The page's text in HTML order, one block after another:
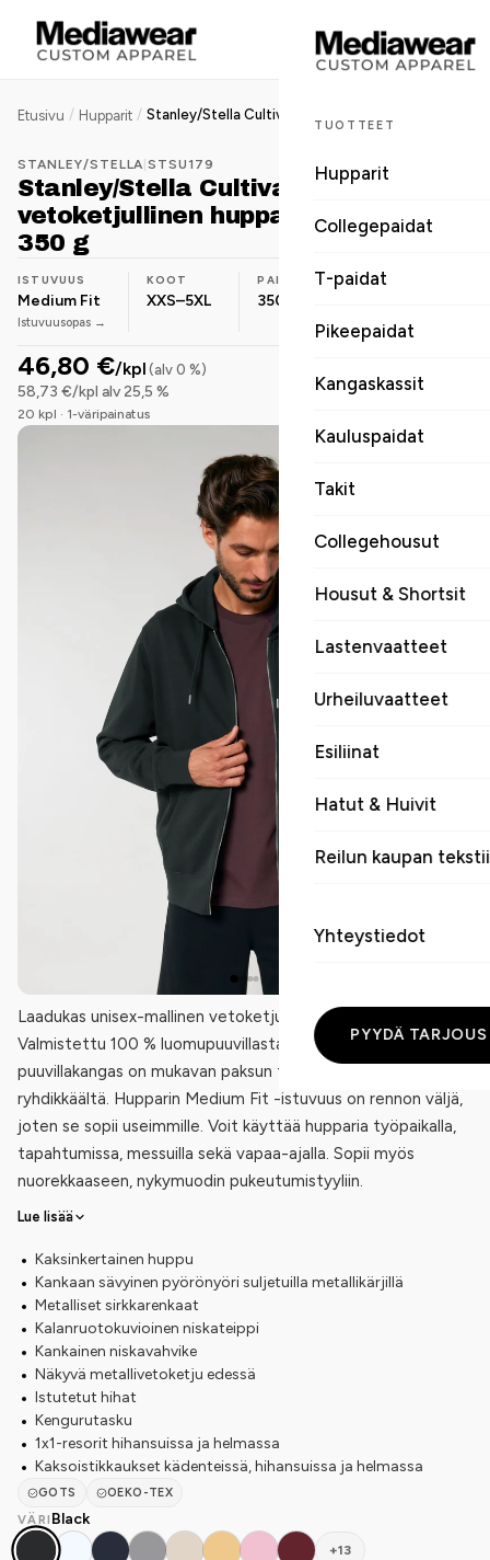
TUOTTEET
Hupparit
Collegepaidat
T-paidat
Pikeepaidat
Kangaskassit
Kauluspaidat
Takit
Collegehousut
Housut & Shortsit
Lastenvaatteet
Urheiluvaatteet
Esiliinat
Hatut & Huivit
Reilun kaupan
Yhteystiedot
PYYDÄ TARJOUS
Etusivu / Hupparit /
STANLEY/STELLA |STSU179
Stanley/Stella Cultivator 2.0 unisex
vetoketjullinen huppari, medium fit,
350 g
ISTUVUUS
Medium Fit
Istuvuusopas →
KOOT
XXS–5XL
PAINO
350 g/m²
MATERIAALI
46,80 €/kpl (alv 0 %)
58,73 €/kpl alv 25,5 %
20 kpl · 1-väripainatus
Laadukas unisex-mallinen vetoketjullinen huppari.
Valmistettu 100 % luomupuuvillasta. 350 g/m2
puuvillakangas on mukavan paksun tuntuista ja näyttää
ryhdikkäältä. Hupparin Medium Fit -istuvuus on rennon väljä,
joten se sopii useimmille. Voit käyttää hupparia työpaikalla,
tapahtumissa, messuilla sekä vapaa-ajalla. Sopii myös
nuorekkaaseen, nykymuodin pukeutumistyyliin.
Lue lisää
Kaksinkertainen huppu
Kankaan sävyinen pyörönyöri suljetuilla metallikärjillä
Metalliset sirkkarenkaat
Kalanruotokuvioinen niskateippi
Kankainen niskavahvike
Näkyvä metallivetoketju edessä
Istutetut hihat
Kengurutasku
1x1-resorit hihansuissa ja helmassa
Kaksoistikkaukset kädenteissä, hihansuissa ja helmassa
GOTS
OEKO-TEX
VÄRI Black
+13